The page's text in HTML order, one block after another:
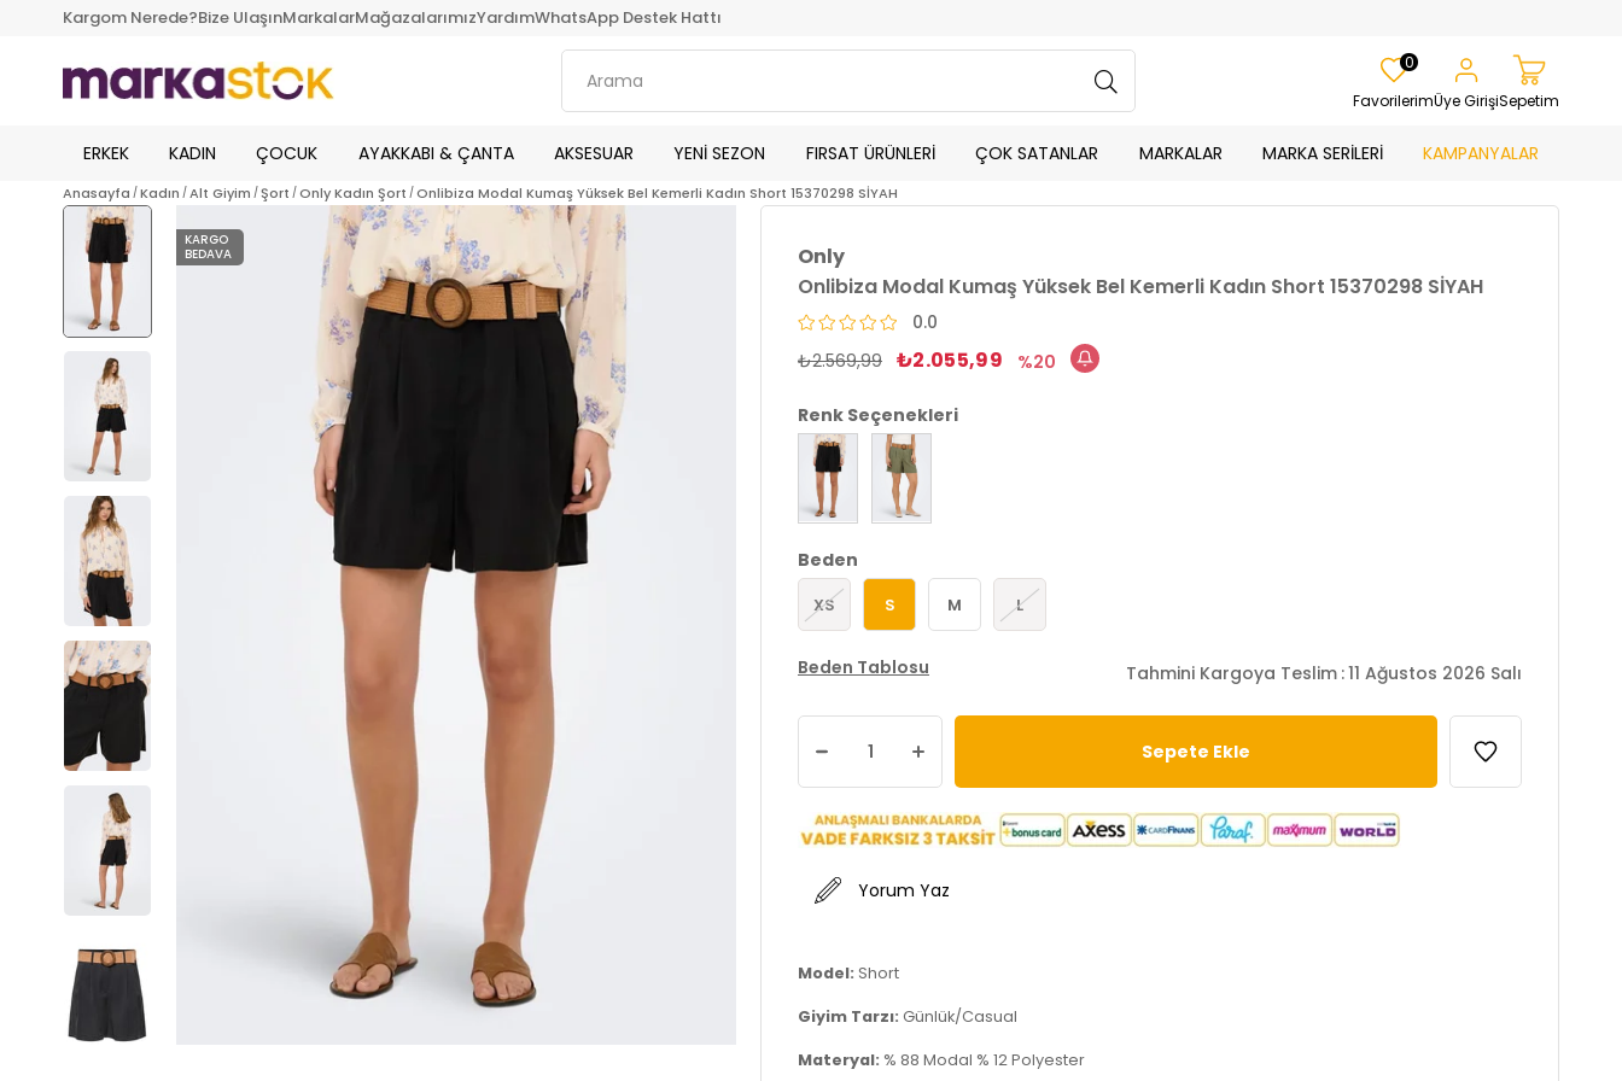
Kargom Nerede?Bize UlaşınMarkalarMağazalarımızYardımWhatsApp Destek Hattı
Favorilerim
0
Üye GirişiSepetim
ERKEK KADIN ÇOCUK AYAKKABI & ÇANTA AKSESUAR YENİ SEZON FIRSAT ÜRÜNLERİ ÇOK SATANLAR MARKALAR MARKA SERİLERİ KAMPANYALAR
Anasayfa Kadın Alt Giyim Şort Only Kadın Şort Onlibiza Modal Kumaş Yüksek Bel Kemerli Kadın Short 15370298 SİYAH
KARGO
BEDAVA
Only
Onlibiza Modal Kumaş Yüksek Bel Kemerli Kadın Short 15370298 SİYAH
0.0
₺2.569,99 ₺2.055,99 20
Renk Seçenekleri
Beden
XS S M L
Beden Tablosu Tahmini Kargoya Teslim :11 Ağustos 2026 Salı
Yorum Yaz
Model: Short
Giyim Tarzı: Günlük/Casual
Materyal: % 88 Modal % 12 Polyester